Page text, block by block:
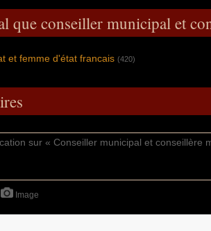
que conseiller municipal et
et femme d'état francais (420)
Image